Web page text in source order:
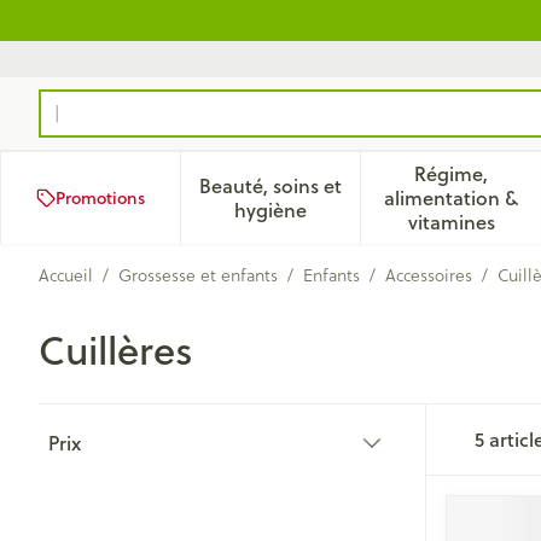
Rechercher
Promotions
Beauté, soins et
hygièneAfficher le sous-menu pour
Régime,
alimentation &
vitamines
Afficher
Accueil / Grossesse et enfants / Enfants / Accessoires /
Cuillères
Prix
5